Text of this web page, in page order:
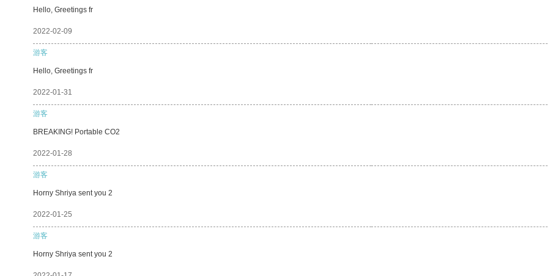
Hello, Greetings fr
2022-02-09
游客
Hello, Greetings fr
2022-01-31
游客
BREAKING! Portable CO2
2022-01-28
游客
Horny Shriya sent you 2
2022-01-25
游客
Horny Shriya sent you 2